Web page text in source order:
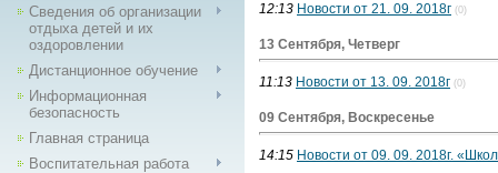
Сведения об организации
отдыха детей и их
оздоровлении
Дистанционное обучение
Информационная
безопасность
Главная страница
Воспитательная работа
12:13 Новости от 21. 09. 2018г (0)
13 Сентября, Четверг
11:13 Новости от 13. 09. 2018г (0)
09 Сентября, Воскресенье
14:15 Новости от 09. 09. 2018г.